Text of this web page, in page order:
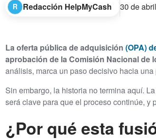
R Redacción HelpMyCash 30 de
La oferta pública de adquisición (OPA)
aprobación de la Comisión Nacional de
análisis, marca un paso decisivo hacia
Sin embargo, la historia no termina aquí. La
será clave para que el proceso continúe,
¿Por qué esta